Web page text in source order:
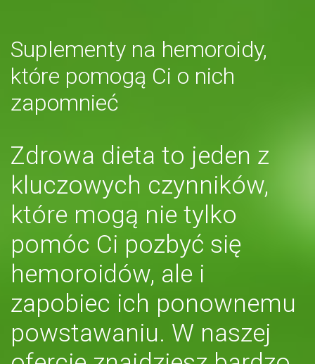
Suplementy na hemoroidy,
które pomogą Ci o nich
zapomnieć
Zdrowa dieta to jeden z
kluczowych czynników,
które mogą nie tylko
pomóc Ci pozbyć się
hemoroidów, ale i
zapobiec ich ponownemu
powstawaniu. W naszej